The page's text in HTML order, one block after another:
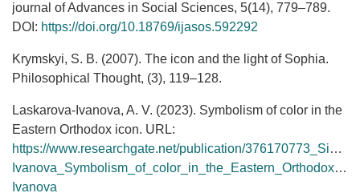
journal of Advances in Social Sciences, 5(14), 779–789.
DOI: https://doi.org/10.18769/ijasos.592292
Krymskyi, S. B. (2007). The icon and the light of Sophia.
Philosophical Thought, (3), 119–128.
Laskarova-Ivanova, A. V. (2023). Symbolism of color in the
Eastern Orthodox icon. URL:
https://www.researchgate.net/publication/
Ivanova